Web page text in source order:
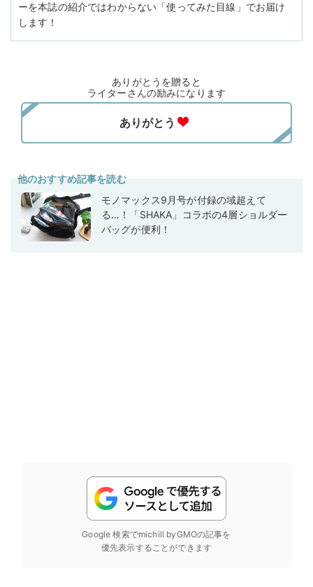
ーを本誌の紹介ではわからない「使ってみた目線」でお届け
します！
ありがとうを贈ると
ライターさんの励みになります
他のおすすめ記事を読む
モノマックス9月号が付録の域超えて
る…！「SHAKA」コラボの4層ショルダー
バッグが便利！
Google 検索でmichill byGMOの記事を
優先表示することができます